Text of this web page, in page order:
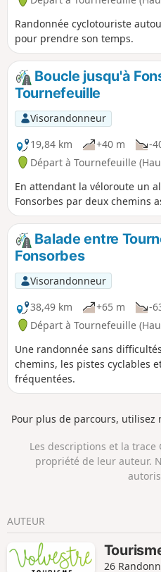
Randonnée cyclotouriste
pour prendre son temps.
Boucle jusqu'à
Tournefeuille
Visorandonneur
19,84 km
+40 m -
Départ à Tournefeuille
En attendant la véloroute un
Fonsorbes par deux chemins
Balade entre
Fonsorbes
Visorandonneur
38,49 km
+65 m -
Départ à Tournefeuille
Une randonnée sans
chemins, les pistes cyclables
fréquentées.
Pour plus de parcours, utilisez
Les descriptions et la trace
propriété de leur auteur.
AUTEUR
26